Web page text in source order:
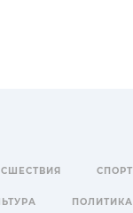
СПОРТ
ПОЛИТИКА